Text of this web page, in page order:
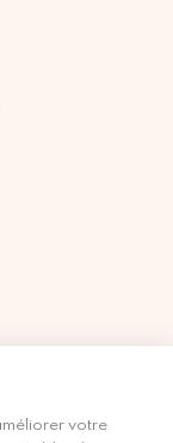
votre
Garantis,cliquez ici